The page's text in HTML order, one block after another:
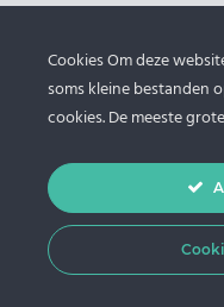
Contact
Handelsweg 13
0546 - 631 145
info@loohuis-
Cookies Om deze
soms kleine bestanden
cookies. De meeste